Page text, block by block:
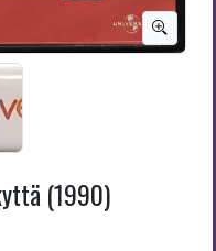
(1990)